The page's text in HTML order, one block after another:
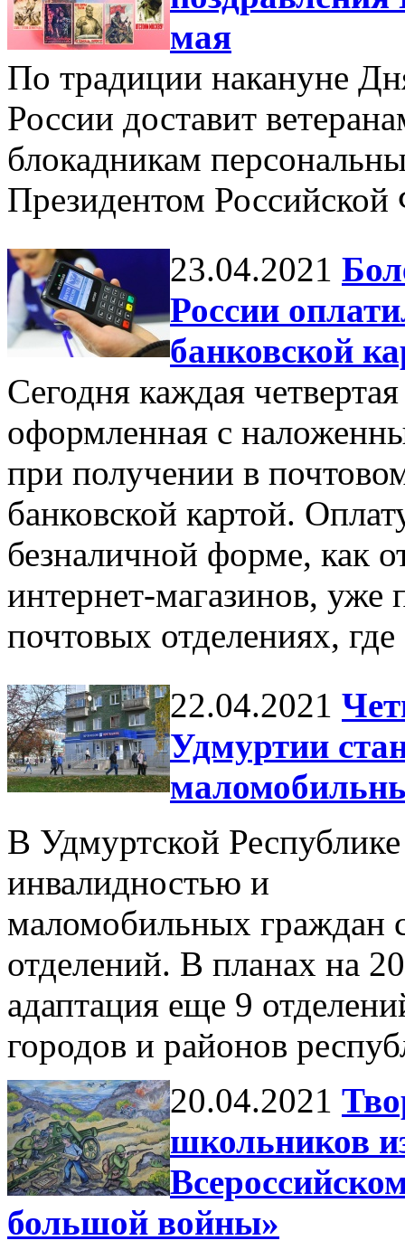
мая
По традиции накануне
России доставит
блокадникам
Президентом
23.04.2021
России
банковской
Сегодня каждая
оформленная с
при получении в
банковской картой.
безналичной форме, как
интернет-магазинов,
почтовых отделениях,
22.04.2021
Удмуртии
В Удмуртской
инвалидностью и
маломобильных граждан
отделений. В планах на
адаптация еще 9
городов и районов
20.04.2021
школьников
большой войны»